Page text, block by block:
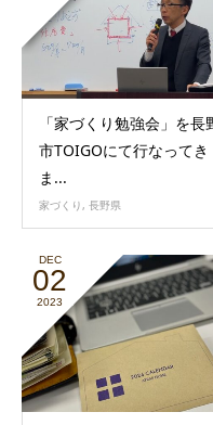
「家づくり勉強会」を長
市TOIGOにて行なってき
ま...
家づくり, 長野県
DEC
02
2023